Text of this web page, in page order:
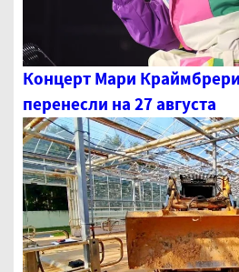
Концерт Мари
перенесли на 27 августа